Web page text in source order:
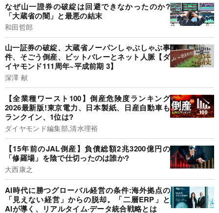
なぜ山一證券の破綻は回避できなかったのか?
「大蔵省の闇」と最悪の結末
和田哲郎
山一証券の破綻、大蔵省ノーパンしゃぶしゃぶ事
件、そごう倒産、ビットバレーとネット人脈【ダ
イヤモンド111周年~平成前期 3】
深澤 献
【全業種ワースト100】倒産危険度ランキング
2026最新版!東京電力、日本製紙、日産自動車も
ランクイン、1位は?
ダイヤモンド編集部,清水理裕
【15年前のJAL倒産】負債総額2兆3200億円の
「修羅場」を陰で仕切ったのは誰か?
大西康之
AI時代に勝つグローバル経営の条件:海外拠点の
「見えない経営」からの脱却。「二層ERP」と
AIが導く、リアルタイム·データ統合戦略とは